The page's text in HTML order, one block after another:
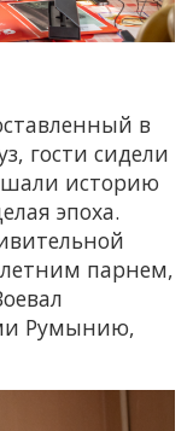
в
гости сидели
историю
эпоха.
летним парнем,
Румынию,